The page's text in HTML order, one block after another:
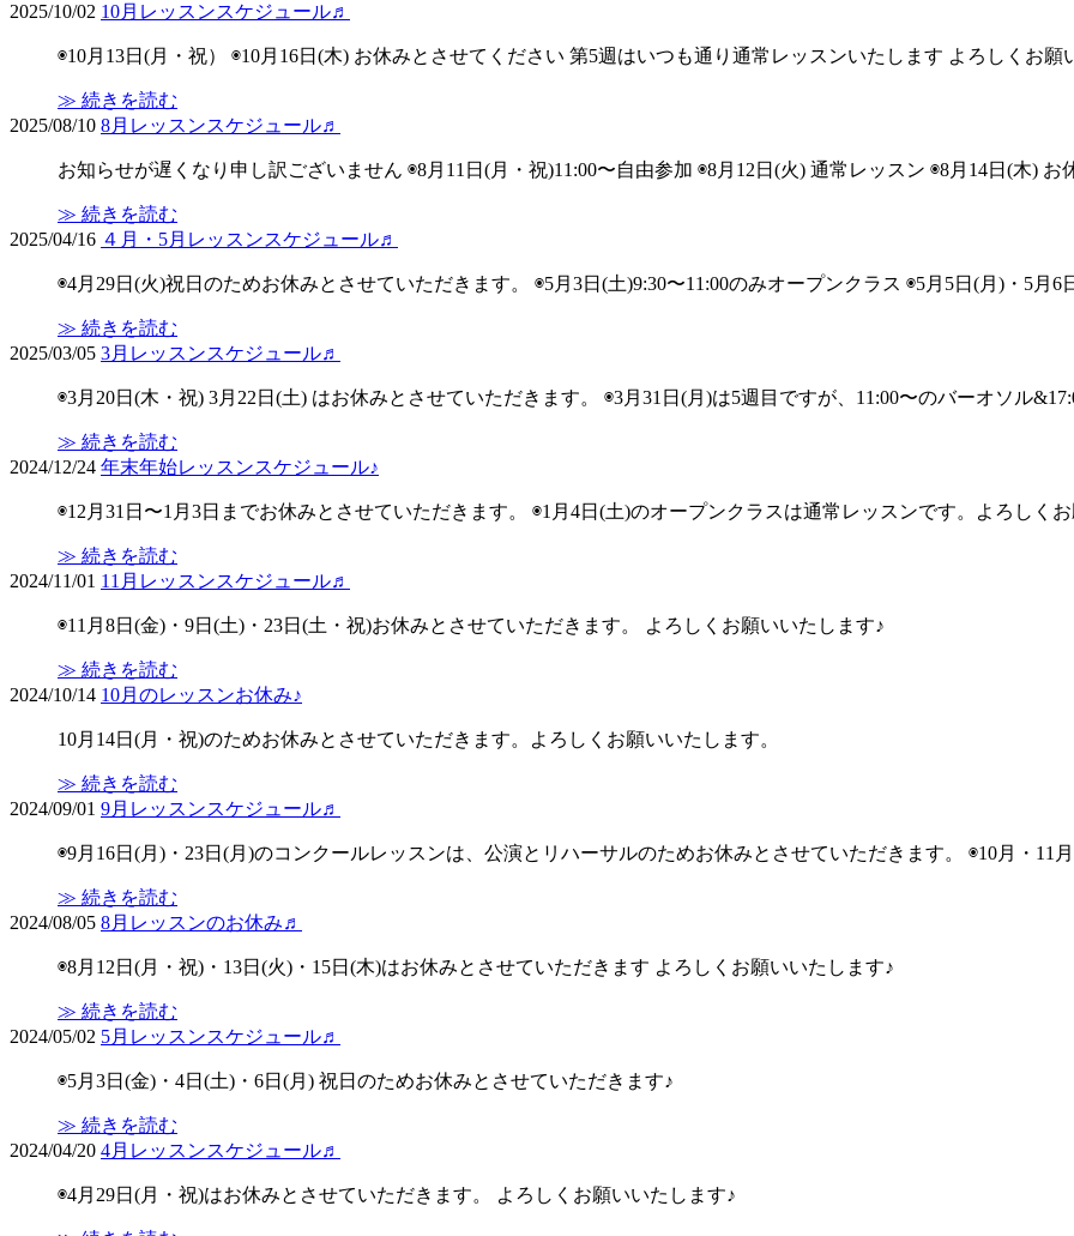
2025/10/02 10月レッスンスケジュール♬
◉10月13日(月・祝） ◉10月16日(木) お休みとさせてください 第5週はいつも通り通常レッスンいたします よろしくお願
≫ 続きを読む
2025/08/10 8月レッスンスケジュール♬
お知らせが遅くなり申し訳ございません ◉8月11日(月・祝)11:00〜自由参加 ◉8月12日(火) 通常レッスン ◉8月14日(木) お
≫ 続きを読む
2025/04/16 ４月・5月レッスンスケジュール♬
◉4月29日(火)祝日のためお休みとさせていただきます。 ◉5月3日(土)9:30〜11:00のみオープンクラス ◉5月5日(月)・5月6
≫ 続きを読む
2025/03/05 3月レッスンスケジュール♬
◉3月20日(木・祝) 3月22日(土) はお休みとさせていただきます。 ◉3月31日(月)は5週目ですが、11:00〜のバーオソル
≫ 続きを読む
2024/12/24 年末年始レッスンスケジュール♪
◉12月31日〜1月3日までお休みとさせていただきます。 ◉1月4日(土)のオープンクラスは通常レッスンです。よろしく
≫ 続きを読む
2024/11/01 11月レッスンスケジュール♬
◉11月8日(金)・9日(土)・23日(土・祝)お休みとさせていただきます。 よろしくお願いいたします♪
≫ 続きを読む
2024/10/14 10月のレッスンお休み♪
10月14日(月・祝)のためお休みとさせていただきます。よろしくお願いいたします。
≫ 続きを読む
2024/09/01 9月レッスンスケジュール♬
◉9月16日(月)・23日(月)のコンクールレッスンは、公演とリハーサルのためお休みとさせていただきます。 ◉10月・
≫ 続きを読む
2024/08/05 8月レッスンのお休み♬
◉8月12日(月・祝)・13日(火)・15日(木)はお休みとさせていただきます よろしくお願いいたします♪
≫ 続きを読む
2024/05/02 5月レッスンスケジュール♬
◉5月3日(金)・4日(土)・6日(月) 祝日のためお休みとさせていただきます♪
≫ 続きを読む
2024/04/20 4月レッスンスケジュール♬
◉4月29日(月・祝)はお休みとさせていただきます。 よろしくお願いいたします♪